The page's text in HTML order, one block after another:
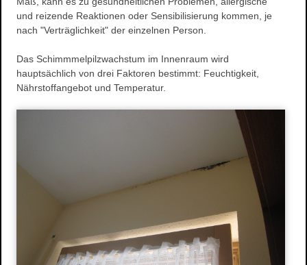
Wasserschaden- sanierung
Reinigungsarbeiten
Herstellung und Verkauf von Stuck
Stuckarbeiten
Dekorative Oberflächen
Referenzen
und reizende Reaktionen oder Sensibilisierung kommen, je
nach "Verträglichkeit" der einzelnen Person.
Das Schimmmelpilzwachstum im Innenraum wird
hauptsächlich von drei Faktoren bestimmt: Feuchtigkeit,
Nährstoffangebot und Temperatur.